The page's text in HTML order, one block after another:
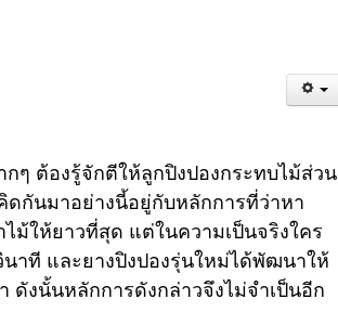
ๆ ต้องรู้จักตีให้ลูกปิงปองกระทบไม้ส่วน
ดกันมาอย่างนี้อยู่กับหลักการที่ว่าหา
ม้ให้ยาวที่สุด แต่ในความเป็นจริงใคร
นาที และยางปิงปองรุ่นใหม่ได้พัฒนาให้
ดังนั้นหลักการดังกล่าวจึงไม่จำเป็นอีก